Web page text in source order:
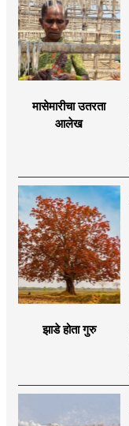
मासेमारीचा उतरता
आलेख
झाडे होता गुरु